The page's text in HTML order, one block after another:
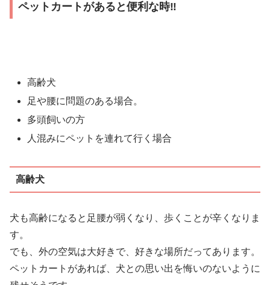
ペットカートがあると便利な時‼︎
高齢犬
足や腰に問題のある場合。
多頭飼いの方
人混みにペットを連れて行く場合
高齢犬
犬も高齢になると足腰が弱くなり、歩くことが辛くなりま
す。
でも、外の空気は大好きで、好きな場所だってあります。
ペットカートがあれば、犬との思い出を悔いのないように